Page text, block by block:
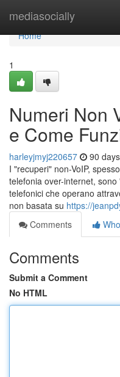
mediasocially
Home
Home
1
Numeri Non
e Come
harleyjmyj220657 90
I "recuperi" non-VoIP,
telefonia over-internet,
telefonici che operano
non basata su https://
Comments
Comments
Submit a Comment
No HTML